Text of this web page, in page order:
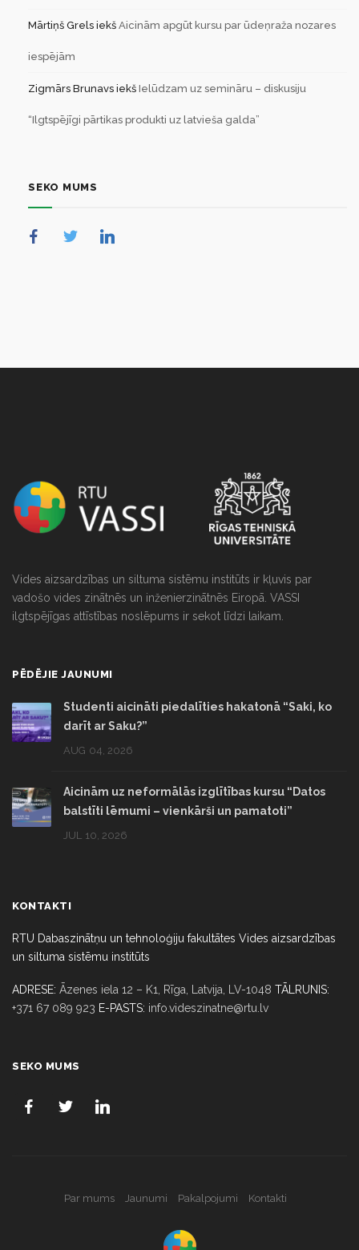
Mārtiņš Grels iekš Aicinām apgūt kursu par ūdeņraža nozares
iespējām
Zigmārs Brunavs iekš Ielūdzam uz semināru – diskusiju
“Ilgtspējīgi pārtikas produkti uz latvieša galda”
SEKO MUMS
Vides aizsardzības un siltuma sistēmu institūts ir kļuvis par
vadošo vides zinātnēs un inženierzinātnēs Eiropā. VASSI
ilgtspējīgas attīstības noslēpums ir sekot līdzi laikam.
PĒDĒJIE JAUNUMI
Studenti aicināti piedalīties hakatonā “Saki, ko
darīt ar Saku?”
AUG 04, 2026
Aicinām uz neformālās izglītības kursu “Datos
balstīti lēmumi – vienkārši un pamatoti”
JUL 10, 2026
KONTAKTI
RTU Dabaszinātņu un tehnoloģiju fakultātes Vides aizsardzības
un siltuma sistēmu institūts
ADRESE: Āzenes iela 12 – K1, Rīga, Latvija, LV-1048 TĀLRUNIS:
+371 67 089 923 E-PASTS: info.videszinatne@rtu.lv
SEKO MUMS
Par mums Jaunumi Pakalpojumi Kontakti